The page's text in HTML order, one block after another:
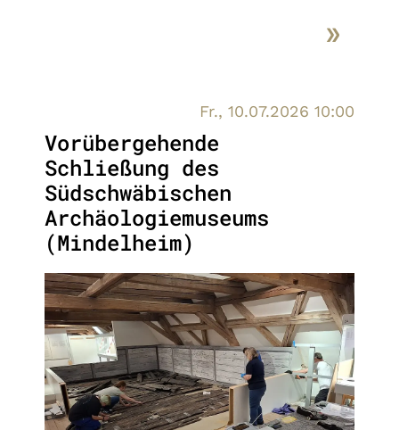
Fr., 10.07.2026 10:00
Vorübergehende
Schließung des
Südschwäbischen
Archäologiemuseums
(Mindelheim)